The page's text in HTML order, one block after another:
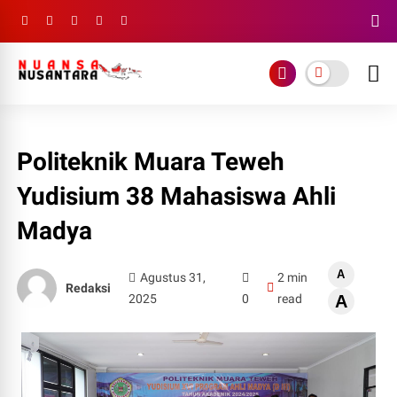
Politeknik Muara Teweh
Yudisium 38 Mahasiswa Ahli
Madya
Redaksi
Agustus 31,
2025
0
2 min
read
A
A